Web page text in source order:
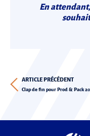
En
ARTICLE PRÉCÉDENT